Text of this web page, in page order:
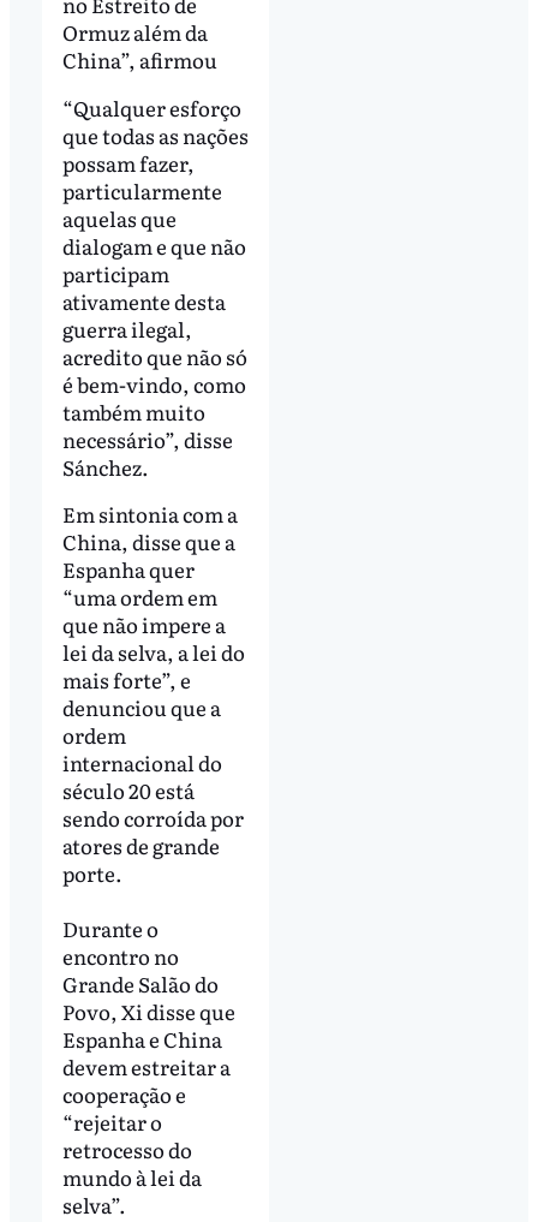
Ormuz além da
China”, afirmou
“Qualquer esforço
que todas as nações
possam fazer,
particularmente
aquelas que
dialogam e que não
participam
ativamente desta
guerra ilegal,
acredito que não só
é bem-vindo, como
também muito
necessário”, disse
Sánchez.
Em sintonia com a
China, disse que a
Espanha quer
“uma ordem em
que não impere a
lei da selva, a lei do
mais forte”, e
denunciou que a
ordem
internacional do
século 20 está
sendo corroída por
atores de grande
porte.
Durante o
encontro no
Grande Salão do
Povo, Xi disse que
Espanha e China
devem estreitar a
cooperação e
“rejeitar o
retrocesso do
mundo à lei da
selva”.